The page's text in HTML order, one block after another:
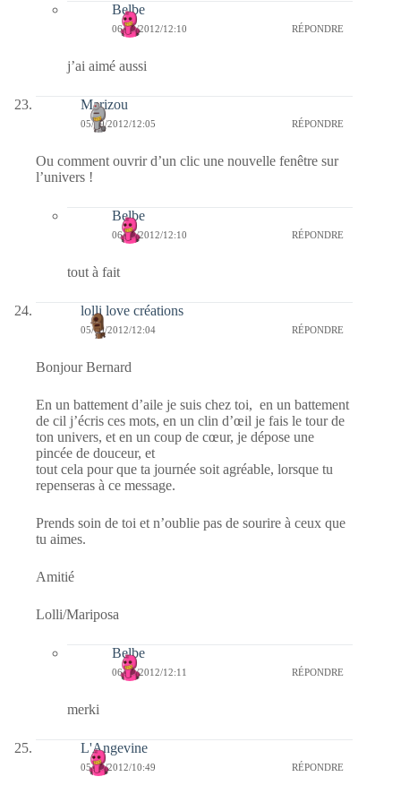
Belbe
06/09/2012/12:10 RÉPONDRE
j’ai aimé aussi
Marizou
05/09/2012/12:05 RÉPONDRE
Ou comment ouvrir d’un clic une nouvelle fenêtre sur
l’univers !
Belbe
06/09/2012/12:10 RÉPONDRE
tout à fait
lolli love créations
05/09/2012/12:04 RÉPONDRE
Bonjour Bernard
En un battement d’aile je suis chez toi, en un battement
de cil j’écris ces mots, en un clin d’œil je fais le tour de
ton univers, et en un coup de cœur, je dépose une
pincée de douceur, et
tout cela pour que ta journée soit agréable, lorsque tu
repenseras à ce message.
Prends soin de toi et n’oublie pas de sourire à ceux que
tu aimes.
Amitié
Lolli/Mariposa
Belbe
06/09/2012/12:11 RÉPONDRE
merki
L'Angevine
05/09/2012/10:49 RÉPONDRE